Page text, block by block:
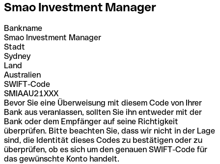
Smao Investment Manager
Bankname
Smao Investment Manager
Stadt
Sydney
Land
Australien
SWIFT-Code
SMIAAU21XXX
Bevor Sie eine Überweisung mit diesem Code von Ihrer
Bank aus veranlassen, sollten Sie ihn entweder mit der
Bank oder dem Empfänger auf seine Richtigkeit
überprüfen. Bitte beachten Sie, dass wir nicht in der Lage
sind, die Identität dieses Codes zu bestätigen oder zu
überprüfen, ob es sich um den genauen SWIFT-Code für
das gewünschte Konto handelt.